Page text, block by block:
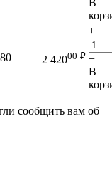
В
2 42000 ₽
+
−
В
сообщить вам об